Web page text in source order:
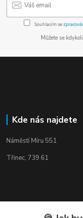
Souhlasím se
Můžete se
Kde nás najdete
Náměstí Míru 551
Třinec, 739 61